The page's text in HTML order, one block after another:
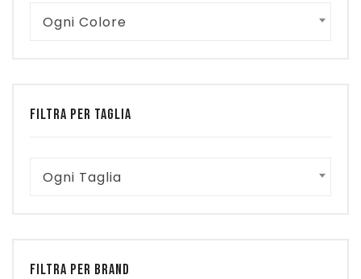
Ogni Colore
FILTRA PER TAGLIA
Ogni Taglia
FILTRA PER BRAND